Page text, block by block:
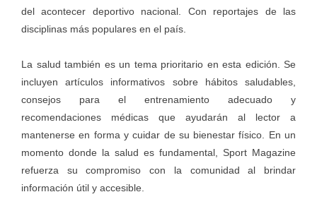
del acontecer deportivo nacional. Con reportajes de las
disciplinas más populares en el país.
La salud también es un tema prioritario en esta edición. Se
incluyen artículos informativos sobre hábitos saludables,
consejos para el entrenamiento adecuado y
recomendaciones médicas que ayudarán al lector a
mantenerse en forma y cuidar de su bienestar físico. En un
momento donde la salud es fundamental, Sport Magazine
refuerza su compromiso con la comunidad al brindar
información útil y accesible.